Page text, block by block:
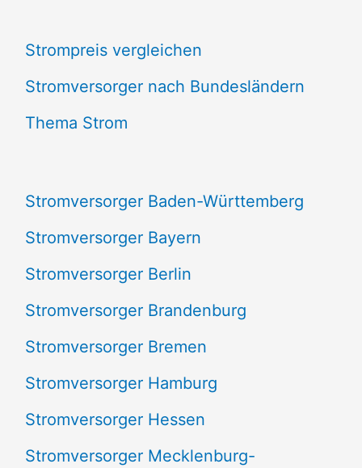
h
e
n
h
:
Strompreis vergleichen
Stromversorger nach Bundesländern
Thema Strom
Stromversorger Baden-Württemberg
Stromversorger Bayern
Stromversorger Berlin
Stromversorger Brandenburg
Stromversorger Bremen
Stromversorger Hamburg
Stromversorger Hessen
Stromversorger Mecklenburg-